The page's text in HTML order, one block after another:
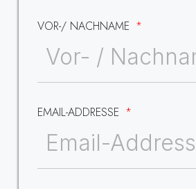
VOR-/ NACHNAME
EMAIL-ADDRESSE